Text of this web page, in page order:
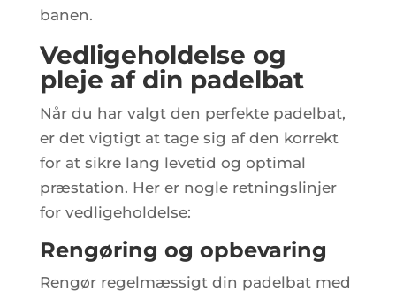
banen.
Vedligeholdelse og
pleje af din padelbat
Når du har valgt den perfekte padelbat,
er det vigtigt at tage sig af den korrekt
for at sikre lang levetid og optimal
præstation. Her er nogle retningslinjer
for vedligeholdelse:
Rengøring og opbevaring
Rengør regelmæssigt din padelbat med